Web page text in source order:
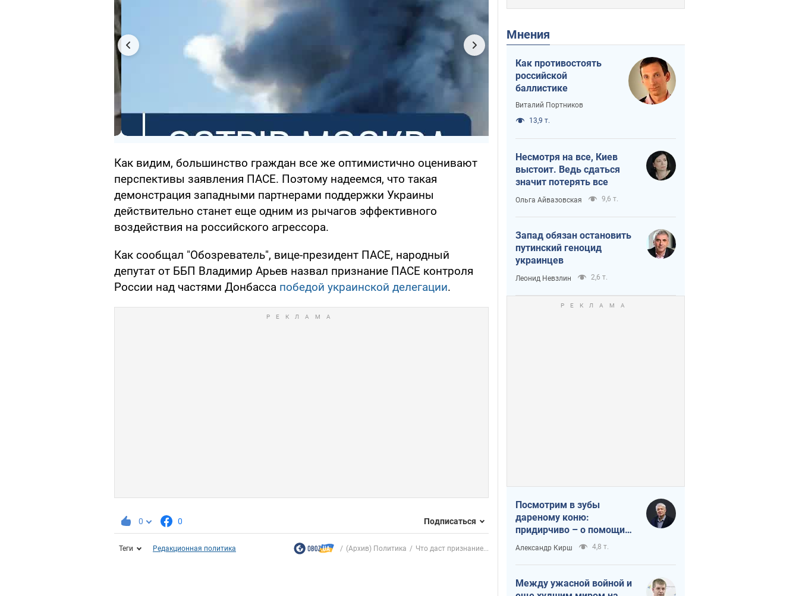
Как видим, большинство граждан все же оптимистично оценивают
перспективы заявления ПАСЕ. Поэтому надеемся, что такая
демонстрация западными партнерами поддержки Украины
действительно станет еще одним из рычагов эффективного
воздействия на российского агрессора.
Как сообщал "Обозреватель", вице-президент ПАСЕ, народный
депутат от ББП Владимир Арьев назвал признание ПАСЕ контроля
России над частями Донбасса победой украинской делегации.
0 0 Подписаться
Теги Редакционная политика (Архив) Политика Что даст признание...
Мнения
Как противостоять
российской
баллистике
Виталий Портников
13,9 т.
Несмотря на все, Киев
выстоит. Ведь сдаться
значит потерять все
Ольга Айвазовская 9,6 т.
Запад обязан остановить
путинский геноцид
украинцев
Леонид Невзлин 2,6 т.
Посмотрим в зубы
дареному коню:
придирчиво – о помощи
Украине
Александр Кирш 4,8 т.
Между ужасной войной и